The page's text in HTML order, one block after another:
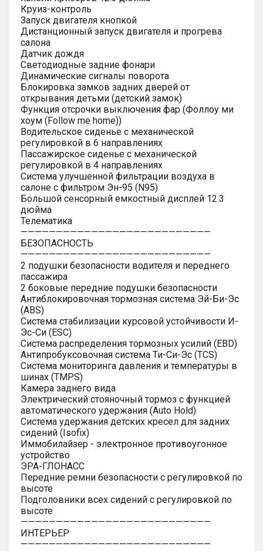
Круиз-контроль
Запуск двигателя кнопкой
Дистанционный запуск двигателя и прогрева
салона
Датчик дождя
Светодиодные задние фонари
Динамические сигналы поворота
Блокировка замков задних дверей от
открывания детьми (детский замок)
Функция отсрочки выключения фар (Фоллоу ми
хоум (Follow me home))
Водительское сиденье с механической
регулировкой в 6 направлениях
Пассажирское сиденье с механической
регулировкой в 4 направлениях
Система улучшенной фильтрации воздуха в
салоне с фильтром Эн-95 (N95)
Большой сенсорный емкостный дисплей 12.3
дюйма
Телематика
———————————————————————————
БЕЗОПАСНОСТЬ
———————————————————————————
2 подушки безопасности водителя и переднего
пассажира
2 боковые передние подушки безопасности
Антиблокировочная тормозная система Эй-Би-Эс
(ABS)
Система стабилизации курсовой устойчивости И-
Эс-Си (ESC)
Система распределения тормозных усилий (EBD)
Антипробуксовочная система Ти-Си-Эс (TCS)
Система мониторинга давления и температуры в
шинах (TMPS)
Камера заднего вида
Электрический стояночный тормоз с функцией
автоматического удержания (Auto Hold)
Система удержания детских кресел для задних
сидений (Isofix)
Иммобилайзер - электронное противоугонное
устройство
ЭРА-ГЛОНАСС
Передние ремни безопасности с регулировкой по
высоте
Подголовники всех сидений с регулировкой по
высоте
———————————————————————————
ИНТЕРЬЕР
———————————————————————————